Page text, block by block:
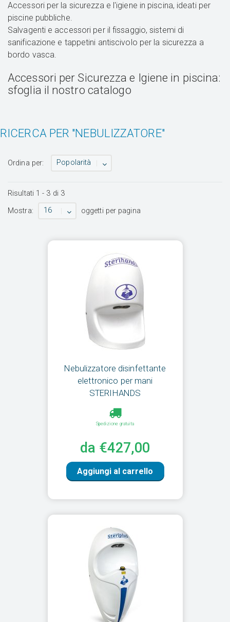
Accessori per la sicurezza e l'igiene in piscina, ideati per
piscine pubbliche.
Salvagenti e accessori per il fissaggio, sistemi di
sanificazione e tappetini antiscivolo per la sicurezza a
bordo vasca.
Accessori per Sicurezza e Igiene in piscina:
sfoglia il nostro catalogo
RICERCA PER "NEBULIZZATORE"
Ordina per: Popolarità
Risultati 1 - 3 di 3
Mostra:
16 oggetti per pagina
Nebulizzatore disinfettante
elettronico per mani
STERIHANDS
Spedizione gratuita
da €427,00
Aggiungi al carrello